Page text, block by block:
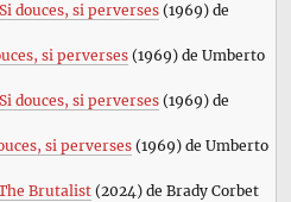
Si douces, si perverses(1969) de
si perverses(1969) de Umberto
Si douces, si perverses(1969) de
si perverses(1969) de Umberto
Brutalist(2024) de Brady Corbet